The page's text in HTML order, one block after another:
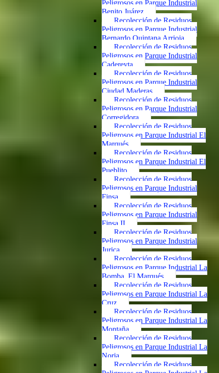
Peligrosos en Parque Industrial
Benito Juárez
Recolección de Residuos
Peligrosos en Parque Industrial
Bernardo Quintana Arrioja
Recolección de Residuos
Peligrosos en Parque Industrial
Cadereyta
Recolección de Residuos
Peligrosos en Parque Industrial
Ciudad Maderas
Recolección de Residuos
Peligrosos en Parque Industrial
Corregidora
Recolección de Residuos
Peligrosos en Parque Industrial El
Marqués
Recolección de Residuos
Peligrosos en Parque Industrial El
Pueblito
Recolección de Residuos
Peligrosos en Parque Industrial
Finsa
Recolección de Residuos
Peligrosos en Parque Industrial
Finsa II
Recolección de Residuos
Peligrosos en Parque Industrial
Jurica
Recolección de Residuos
Peligrosos en Parque Industrial La
Bomba, El Marqués
Recolección de Residuos
Peligrosos en Parque Industrial La
Cruz
Recolección de Residuos
Peligrosos en Parque Industrial La
Montaña
Recolección de Residuos
Peligrosos en Parque Industrial La
Noria
Recolección de Residuos